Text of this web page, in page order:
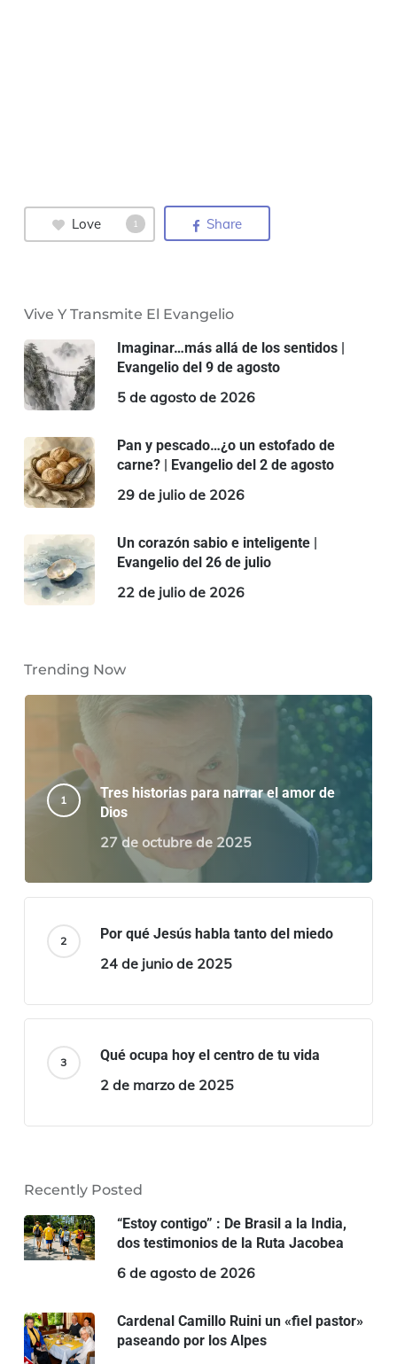
Love 1 Share
Vive Y Transmite El Evangelio
Imaginar…más allá de los sentidos |
Evangelio del 9 de agosto
5 de agosto de 2026
Pan y pescado…¿o un estofado de
carne? | Evangelio del 2 de agosto
29 de julio de 2026
Un corazón sabio e inteligente |
Evangelio del 26 de julio
22 de julio de 2026
Trending Now
Tres historias para narrar el amor de
Dios
27 de octubre de 2025
Por qué Jesús habla tanto del miedo
24 de junio de 2025
Qué ocupa hoy el centro de tu vida
2 de marzo de 2025
Recently Posted
“Estoy contigo” : De Brasil a la India,
dos testimonios de la Ruta Jacobea
6 de agosto de 2026
Cardenal Camillo Ruini un «fiel pastor»
paseando por los Alpes